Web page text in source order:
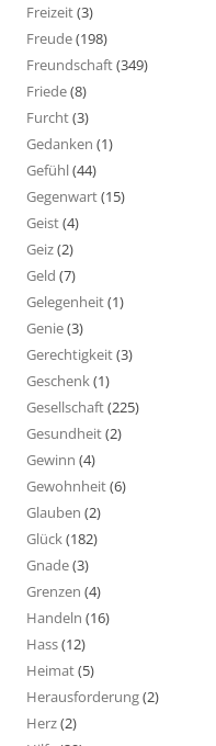
Freizeit(3)
Freude(198)
Freundschaft(349)
Friede(8)
Furcht(3)
Gedanken (1)
Gefühl(44)
Gegenwart(15)
Geist(4)
Geiz(2)
Geld (7)
Gelegenheit(1)
Genie(3)
Gerechtigkeit(3)
Geschenk(1)
Gesellschaft(225)
Gesundheit(2)
Gewinn (4)
Gewohnheit(6)
Glauben (2)
Glück(182)
Gnade(3)
Grenzen (4)
Handeln (16)
Hass(12)
Heimat(5)
Herausforderung(2)
Herz(2)